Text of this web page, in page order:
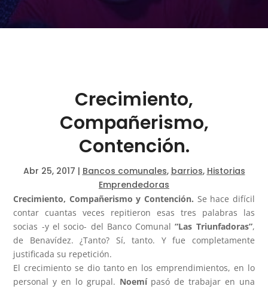
Crecimiento,
Compañerismo,
Contención.
Abr 25, 2017 | Bancos comunales, barrios, Historias
Emprendedoras
Crecimiento, Compañerismo y Contención. Se hace difícil
contar cuantas veces repitieron esas tres palabras las
socias -y el socio- del Banco Comunal“Las Triunfadoras”,
de Benavídez. ¿Tanto? Sí, tanto. Y fue completamente
justificada su repetición.
El crecimiento se dio tanto en los emprendimientos, en lo
personal y en lo grupal. Noemípasó de trabajar en una